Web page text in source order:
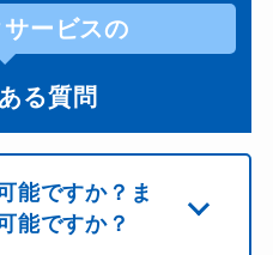
ービスの
る質問
能ですか？ま
能ですか？